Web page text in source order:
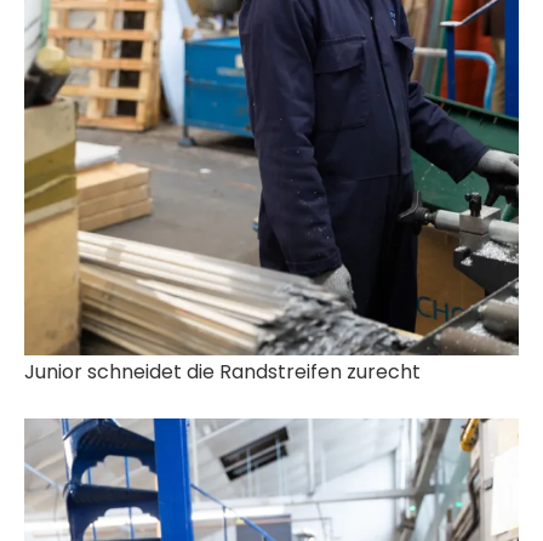
Junior schneidet die Randstreifen zurecht